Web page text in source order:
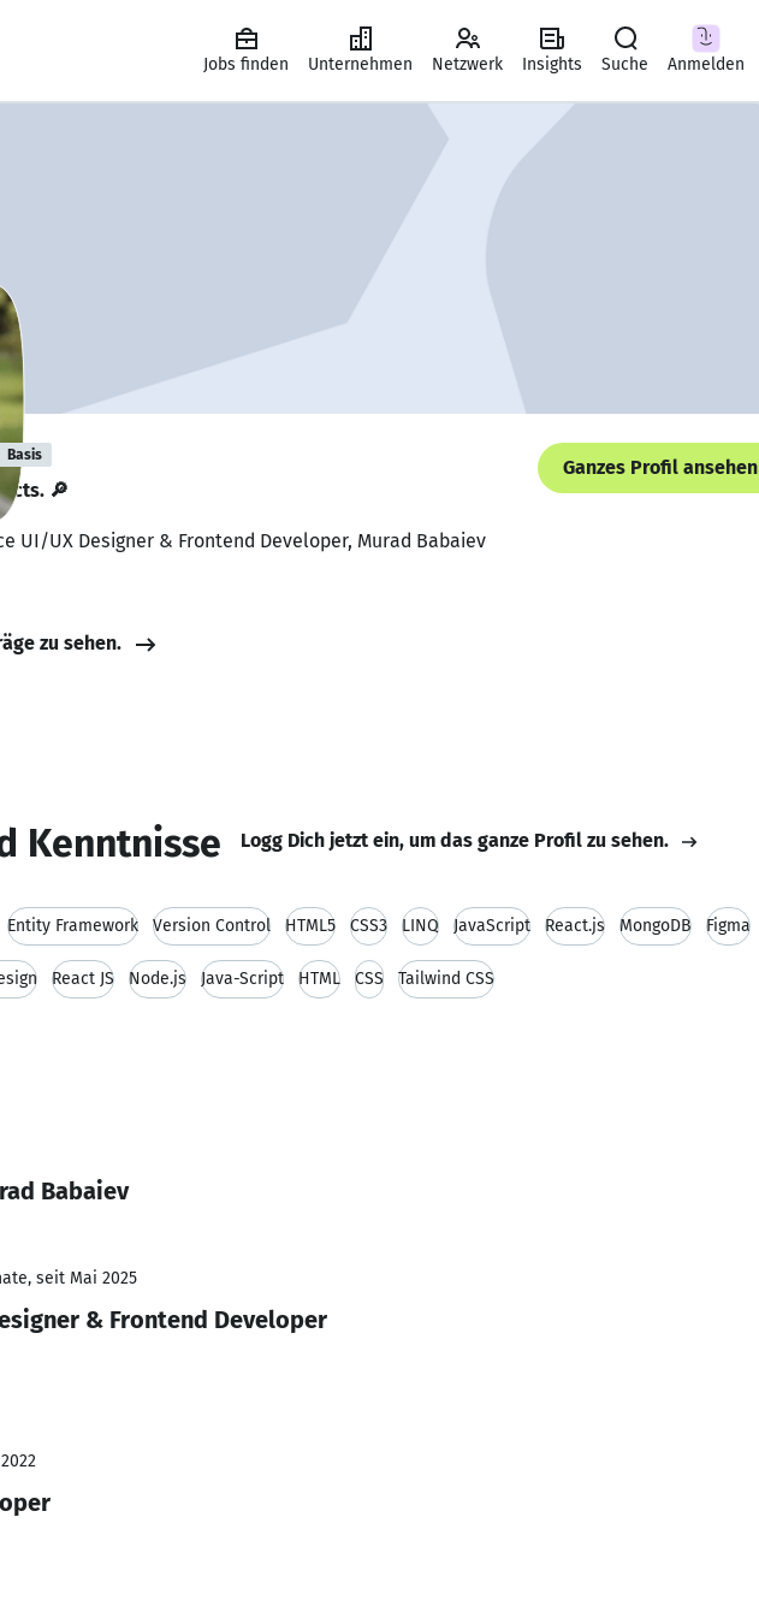
Jobs finden Unternehmen Netzwerk Insights Suche Anmelden
Basis
🔎
Ganzes Profil ansehen
UI/UX Designer & Frontend Developer, Murad Babaiev
zu sehen.
Kenntnisse Logg Dich jetzt ein, um das ganze Profil zu sehen.
Entity Framework Version Control HTML5 CSS3 LINQ JavaScript React.js MongoDB Figma
React JS Node.js Java-Script HTML CSS Tailwind CSS
Babaiev
seit Mai 2025
& Frontend Developer